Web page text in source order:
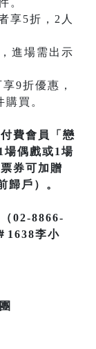
。
享5折，2人
進場需出示
9折優惠，
買。
費會員「戀
場偶戲或1場
券可加贈
歸戶）。
02-8866-
1638李小